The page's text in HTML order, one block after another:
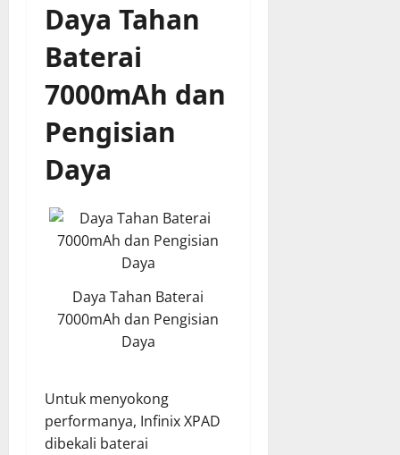
Daya Tahan
Baterai
7000mAh dan
Pengisian
Daya
Daya Tahan Baterai
7000mAh dan Pengisian
Daya
Untuk menyokong
performanya, Infinix XPAD
dibekali baterai